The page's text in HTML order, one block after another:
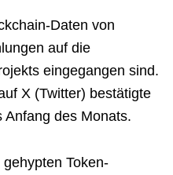
Daten von
auf die
eingegangen sind.
X (Twitter) bestätigte
des Monats.
Token-